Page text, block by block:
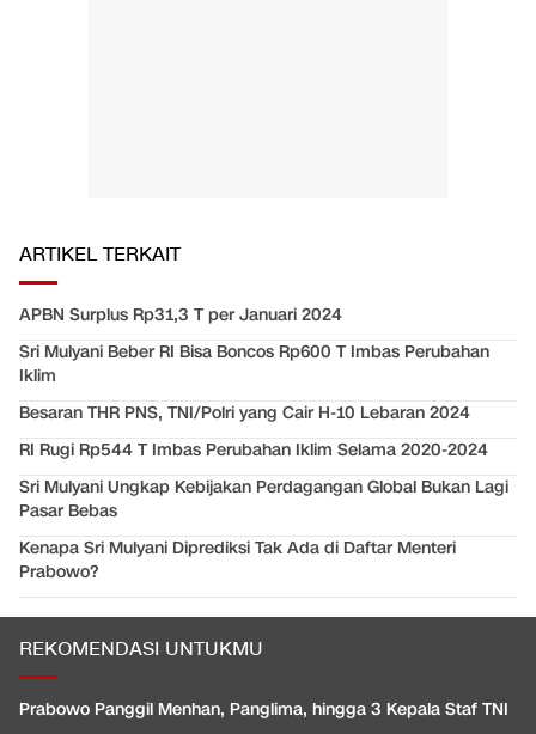
ARTIKEL TERKAIT
APBN Surplus Rp31,3 T per Januari 2024
Sri Mulyani Beber RI Bisa Boncos Rp600 T Imbas Perubahan
Iklim
Besaran THR PNS, TNI/Polri yang Cair H-10 Lebaran 2024
RI Rugi Rp544 T Imbas Perubahan Iklim Selama 2020-2024
Sri Mulyani Ungkap Kebijakan Perdagangan Global Bukan Lagi
Pasar Bebas
Kenapa Sri Mulyani Diprediksi Tak Ada di Daftar Menteri
Prabowo?
REKOMENDASI UNTUKMU
Prabowo Panggil Menhan, Panglima, hingga 3 Kepala Staf TNI